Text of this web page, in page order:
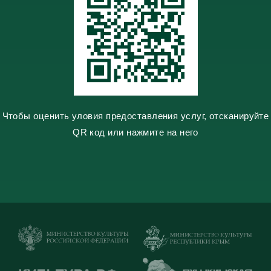
s
n
i
k
i
Чтобы оценить уловия предоставления услуг, отсканируйте
QR код или нажмите на него